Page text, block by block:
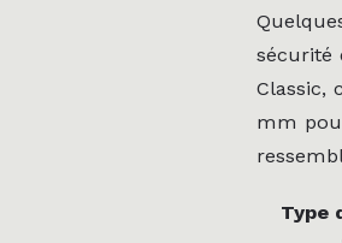
sécurité
Classic,
mm
Type